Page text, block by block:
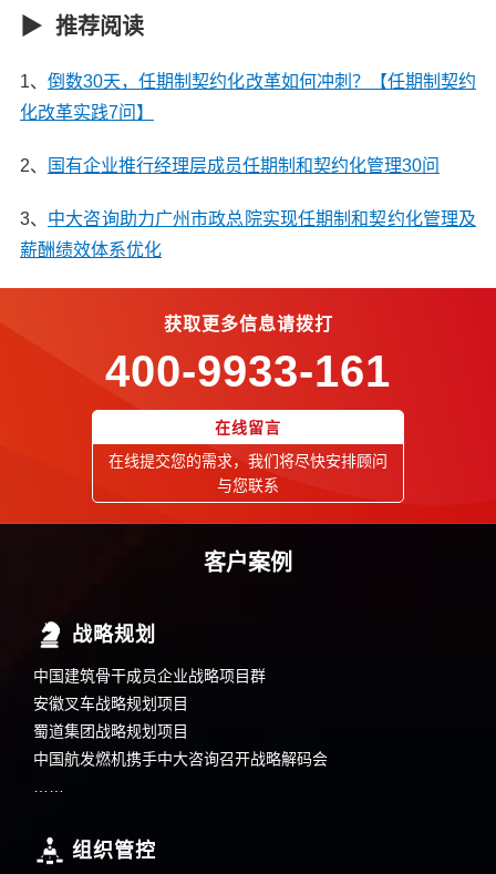
▶ 推荐阅读
1、倒数30天，任期制契约化改革如何冲刺？【任期制契约
化改革实践7问】
2、 国有企业推行经理层成员任期制和契约化管理30问
3、 中大咨询助力广州市政总院实现任期制和契约化管理及
薪酬绩效体系优化
获取更多信息请拨打
400-9933-161
在线留言
在线提交您的需求，我们将尽快安排顾问
与您联系
客户案例
战略规划
中国建筑骨干成员企业战略项目群
安徽叉车战略规划项目
蜀道集团战略规划项目
中国航发燃机携手中大咨询召开战略解码会
组织管控